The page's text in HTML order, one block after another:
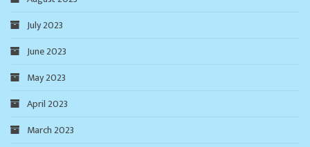
July 2023
June 2023
May 2023
April 2023
March 2023